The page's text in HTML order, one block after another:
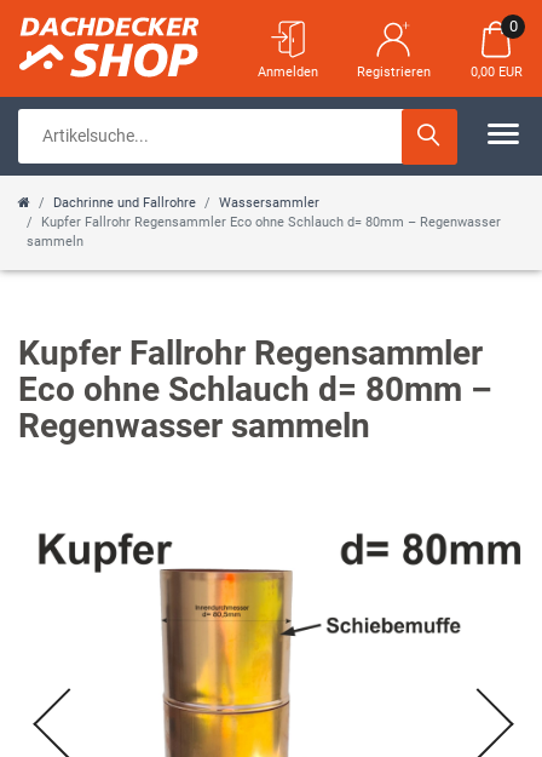
Anmelden Registrieren
0
0,00 EUR
Dachrinne und Fallrohre
Wassersammler
Kupfer Fallrohr Regensammler Eco ohne Schlauch d= 80mm – Regenwasser
sammeln
Kupfer Fallrohr Regensammler
Eco ohne Schlauch d= 80mm –
Regenwasser sammeln